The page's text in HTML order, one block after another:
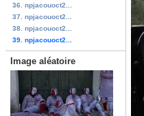
36. npjacouoct2...
37. npjacouoct2...
38. npjacouoct2...
39. npjacouoct2...
Image aléatoire